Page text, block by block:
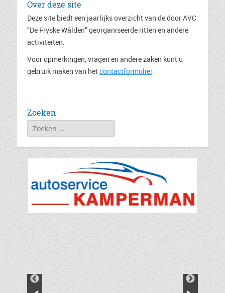
Over deze site
Deze site biedt een jaarlijks overzicht van de door AVC
“De Fryske Wâlden” georganiseerde ritten en andere
activiteiten.
Voor opmerkingen, vragen en andere zaken kunt u
gebruik maken van hetcontactformulier.
Zoeken
Zoeken
naar: